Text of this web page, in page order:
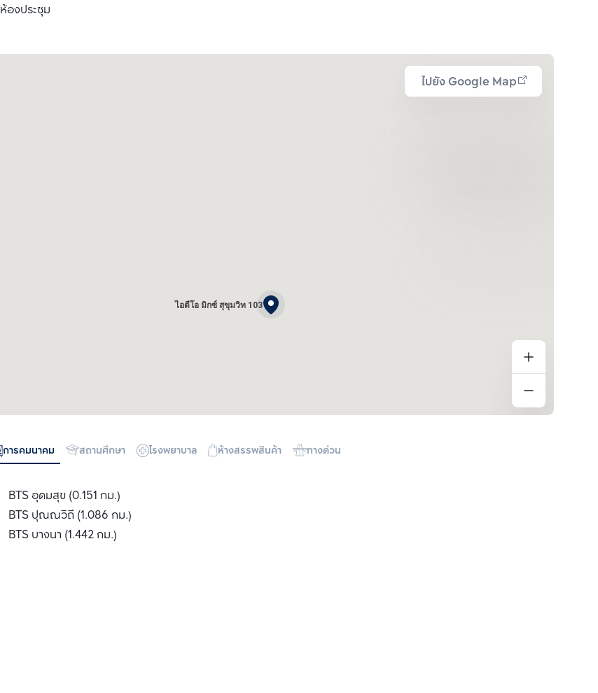
ห้องประชุม
ไปยัง Google Map
ไอดีโอ มิกซ์ สุขุมวิท 103
การคมนาคม สถานศึกษา โรงพยาบาล ห้างสรรพสินค้า ทางด่วน
BTS อุดมสุข (0.151 กม.)
BTS ปุณณวิถี (1.086 กม.)
BTS บางนา (1.442 กม.)